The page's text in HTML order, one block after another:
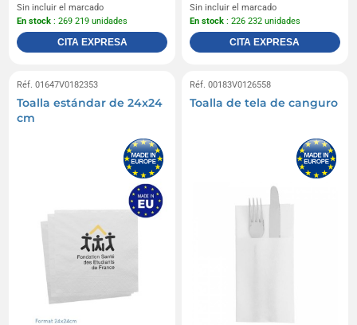
Sin incluir el marcado
En stock : 269 219 unidades
CITA EXPRESA
Sin incluir el marcado
En stock : 226 232 unidades
CITA EXPRESA
Réf. 01647V0182353
Toalla estándar de 24x24
cm
Réf. 00183V0126558
Toalla de tela de canguro